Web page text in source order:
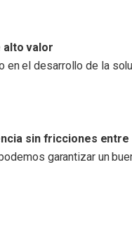
alto valor
en el desarrollo de la
sin fricciones
garantizar un